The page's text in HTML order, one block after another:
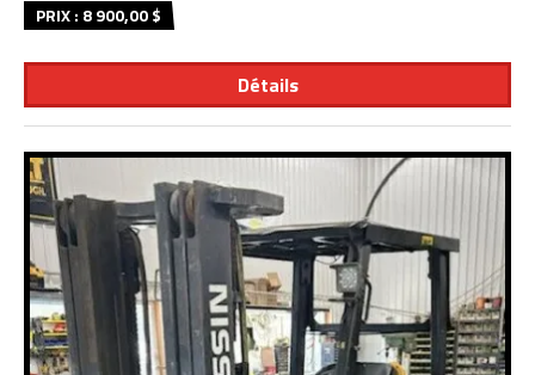
Détails
PRIX : 8 900,00 $